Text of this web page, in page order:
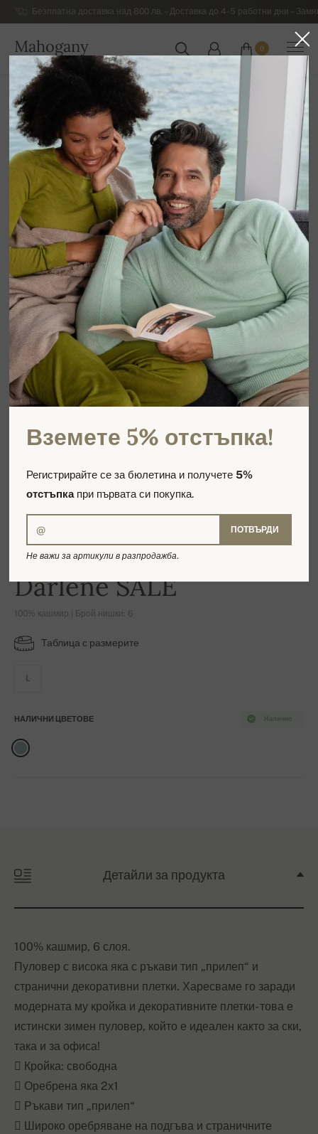
Безплатна доставка над 800 лв. – Доставка до 4-5 работни дни –
Mahogany
БЪЛГАРИЯ
0
Начална страница Разпродажба ДАМСКИ ДРЕХИ
-16%
Darlene SALE
100% кашмир | Брой нишки: 6
Таблица с размерите
L
Налично
НАЛИЧНИ ЦВЕТОВЕ
Детайли за продукта
100% кашмир, 6 слоя.
Пуловер с висока яка с ръкави тип „прилеп“ и
странични декоративни плетки. Харесваме го заради
модерната му кройка и декоративните плетки- това е
истински зимен пуловер, който е идеален както за ски,
така и за офиса!
 Кройка: свободна
 Оребрена яка 2х1
 Ръкави тип „прилеп“
 Широко оребряване на подгъва и страничните
Вземете 5% отстъпка!
Регистрирайте се за бюлетина и получете5%
отстъпкапри първата си покупка.
ПОТВЪРДИ
Не важи за артикули в разпродажба.